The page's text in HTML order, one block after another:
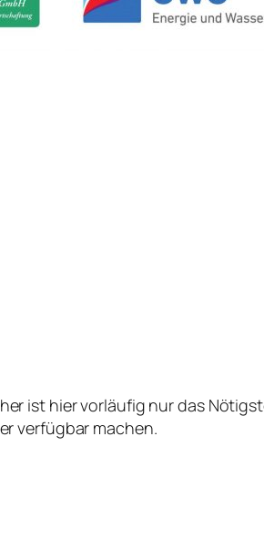
ist hier vorläufig nur das
verfügbar machen.